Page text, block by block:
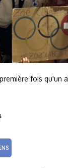
fois qu'un